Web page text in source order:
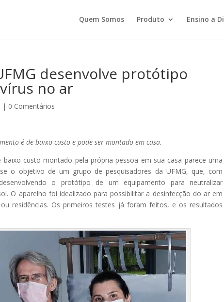
Quem Somos Produto Ensino a
desenvolve protótipo
no ar
| 0 Comentários
é de baixo custo e pode ser montado em casa.
custo montado pela própria pessoa em sua casa parece uma
o objetivo de um grupo de pesquisadores da UFMG, que, com
o protótipo de um equipamento para neutralizar
O aparelho foi idealizado para possibilitar a desinfecção do ar em
residências. Os primeiros testes já foram feitos, e os resultados